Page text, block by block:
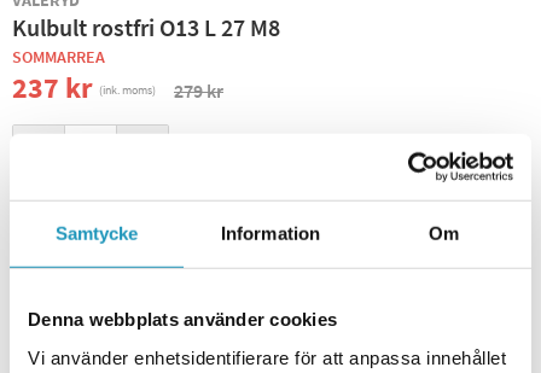
Samtycke Information Om
Denna webbplats använder cookies
Vi använder enhetsidentifierare för att anpassa innehållet
Kulbult rostfri O13 L 27 M8
SOMMARREA
237 kr (ink. moms) 279 kr
ONLINELAGER
BESTÄLLNINGSVARA
BUTIKSLAGER